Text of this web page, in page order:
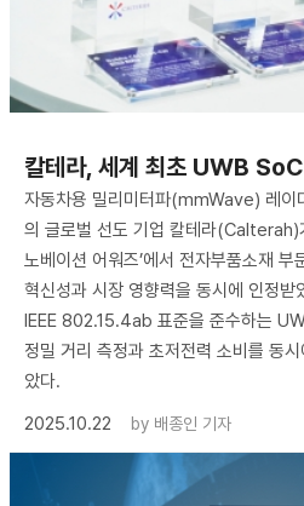
칼테라, 세계 최초 UWB
자동차용 밀리미터파(mmWave) 레이
의 글로벌 선도 기업 칼테라(Calterah)
노베이션 어워즈’에서 전자부품소재
혁신성과 시장 영향력을 동시에 인정받
IEEE 802.15.4ab 표준을 준수하는
정밀 거리 측정과 초저전력 소비를 동
았다.
2025.10.22
by 배종인 기자